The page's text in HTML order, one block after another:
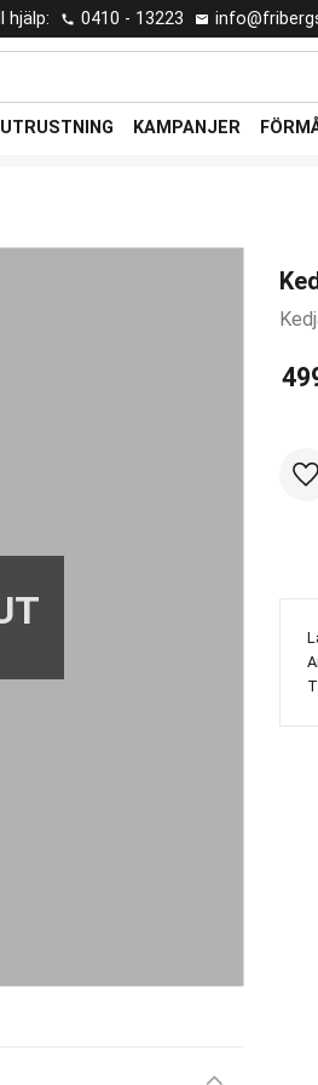
hjälp: 0410 - 13223
KAMPANJER